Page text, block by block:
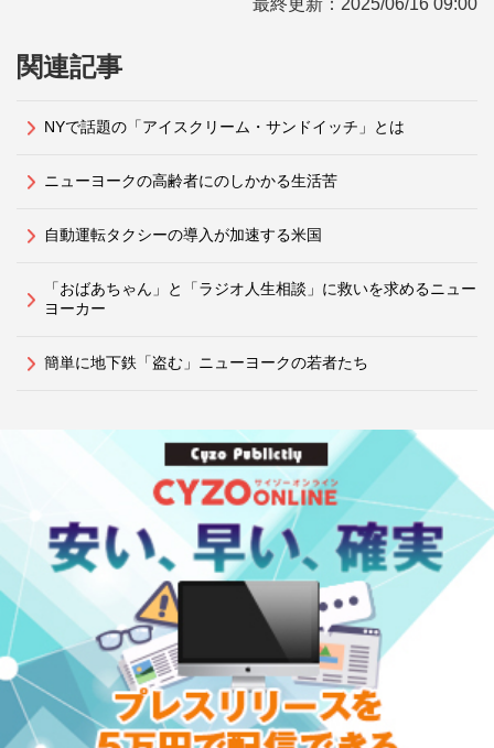
関連記事
NYで話題の「アイスクリーム・サンドイッチ」とは
ニューヨークの高齢者にのしかかる生活苦
自動運転タクシーの導入が加速する米国
「おばあちゃん」と「ラジオ人生相談」に救いを求めるニュー
ヨーカー
簡単に地下鉄「盗む」ニューヨークの若者たち